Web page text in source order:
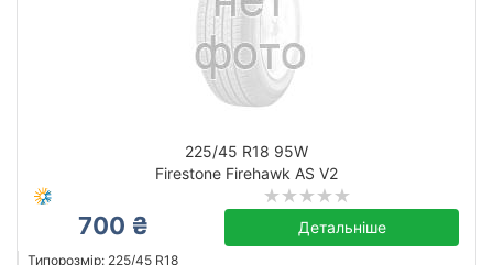
225/45 R18 95W
Firestone Firehawk AS V2
700 ₴ Детальніше
Типорозмір: 225/45 R18